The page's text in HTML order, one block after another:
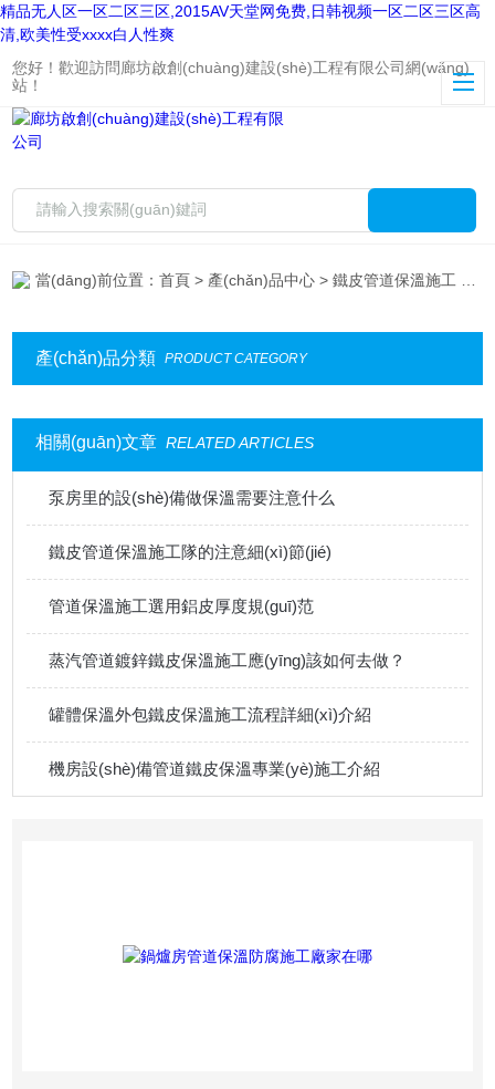
精品无人区一区二区三区,2015AV天堂网免费,日韩视频一区二区三区高
清,欧美性受xxxx白人性爽
您好！歡迎訪問廊坊啟創(chuàng)建設(shè)工程有限公司網(wǎng)
站！
當(dāng)前位置：首頁 > 產(chǎn)品中心 >鐵皮管道保溫施工
產(chǎn)品分類 PRODUCT CATEGORY
相關(guān)文章 RELATED ARTICLES
泵房里的設(shè)備做保溫需要注意什么
鐵皮管道保溫施工隊的注意細(xì)節(jié)
管道保溫施工選用鋁皮厚度規(guī)范
蒸汽管道鍍鋅鐵皮保溫施工應(yīng)該如何去做？
罐體保溫外包鐵皮保溫施工流程詳細(xì)介紹
機房設(shè)備管道鐵皮保溫專業(yè)施工介紹